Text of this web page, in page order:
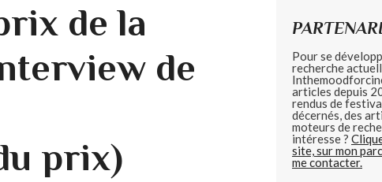
de la
de
prix)
Pour se
recherche
articles depuis
rendus de
décernés, des
moteurs de
intéresse ?
site, sur mon
me contacter.